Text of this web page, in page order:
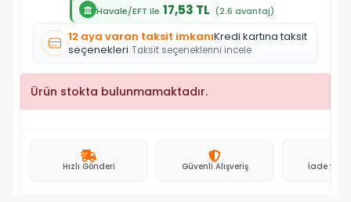
Havale/EFT ile 17,53 TL (2.6 avantaj)
12 aya varan taksit imkanıKredi kartına taksit
seçenekleri Taksit seçeneklerini incele
Ürün stokta bulunmamaktadır.
Hızlı Gönderi Güvenli Alışveriş İade ve